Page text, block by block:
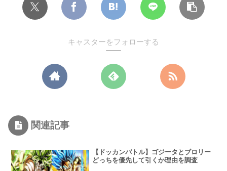
キャスターをフォローする
関連記事
【ドッカンバトル】ゴジータとブロリー
どっちを優先して引くか理由を調査